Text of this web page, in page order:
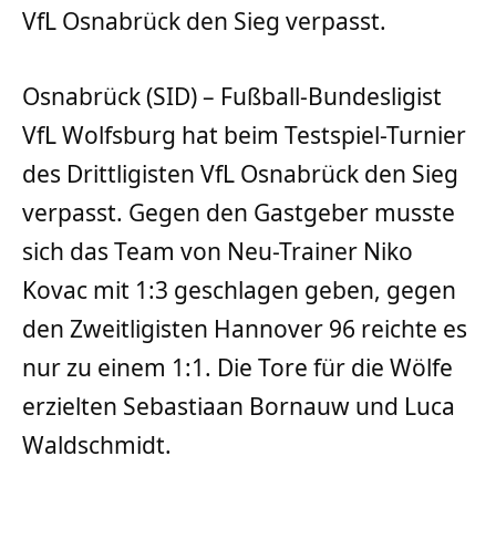
VfL Osnabrück den Sieg verpasst.
Osnabrück (SID) – Fußball-Bundesligist
VfL Wolfsburg hat beim Testspiel-Turnier
des Drittligisten VfL Osnabrück den Sieg
verpasst. Gegen den Gastgeber musste
sich das Team von Neu-Trainer Niko
Kovac mit 1:3 geschlagen geben, gegen
den Zweitligisten Hannover 96 reichte es
nur zu einem 1:1. Die Tore für die Wölfe
erzielten Sebastiaan Bornauw und Luca
Waldschmidt.